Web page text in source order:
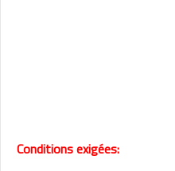
Conditions exigées: